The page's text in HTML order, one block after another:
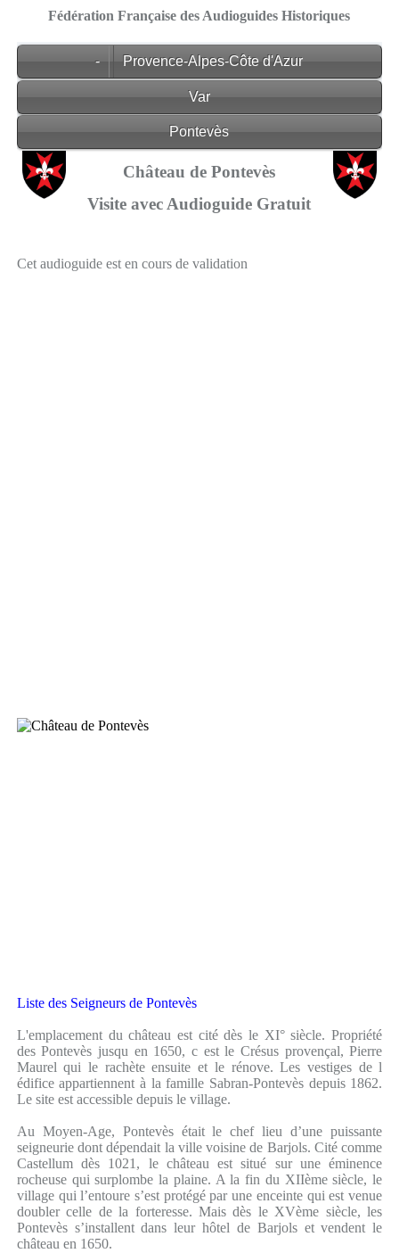
Fédération Française des Audioguides Historiques
- Provence-Alpes-Côte d'Azur
Var
Pontevès
Château de Pontevès
Visite avec Audioguide Gratuit
Cet audioguide est en cours de validation
Liste des Seigneurs de Pontevès
L'emplacement du château est cité dès le XI° siècle. Propriété
des Pontevès jusqu en 1650, c est le Crésus provençal, Pierre
Maurel qui le rachète ensuite et le rénove. Les vestiges de l
édifice appartiennent à la famille Sabran-Pontevès depuis 1862.
Le site est accessible depuis le village.
Au Moyen-Age, Pontevès était le chef lieu d’une puissante
seigneurie dont dépendait la ville voisine de Barjols. Cité comme
Castellum dès 1021, le château est situé sur une éminence
rocheuse qui surplombe la plaine. A la fin du XIIème siècle, le
village qui l’entoure s’est protégé par une enceinte qui est venue
doubler celle de la forteresse. Mais dès le XVème siècle, les
Pontevès s’installent dans leur hôtel de Barjols et vendent le
château en 1650.